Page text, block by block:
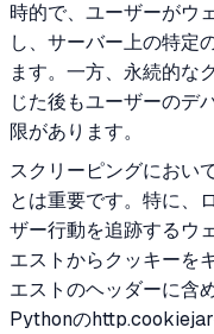
時的で、ユーザーがウ
し、サーバー上の特定
ます。一方、永続的な
じた後もユーザーのデ
限があります。
スクリーピングにおい
とは重要です。特に、
ザー行動を追跡するウ
エストからクッキーを
エストのヘッダーに含
Pythonの